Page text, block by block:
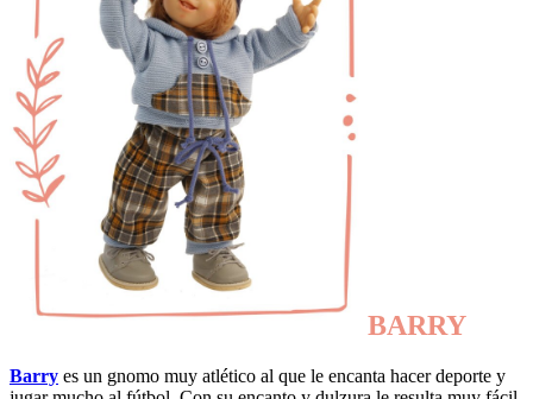
BARRY
Barry es un gnomo muy atlético al que le encanta hacer deporte y